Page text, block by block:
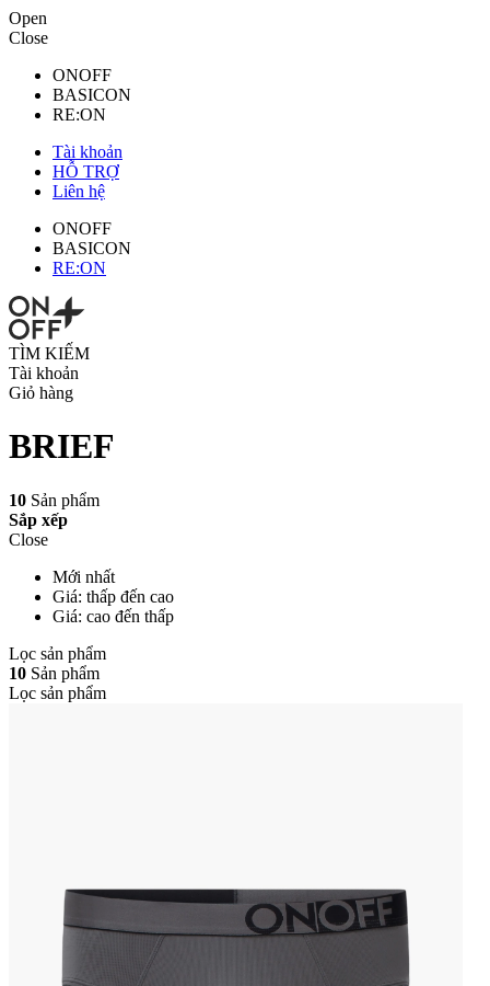
Open
Close
ONOFF
BASICON
RE:ON
Tài khoản
HỖ TRỢ
Liên hệ
ONOFF
BASICON
RE:ON
TÌM KIẾM
Tài khoản
Giỏ hàng
BRIEF
10 Sản phẩm
Sắp xếp
Close
Mới nhất
Giá: thấp đến cao
Giá: cao đến thấp
Lọc sản phẩm
10 Sản phẩm
Lọc sản phẩm